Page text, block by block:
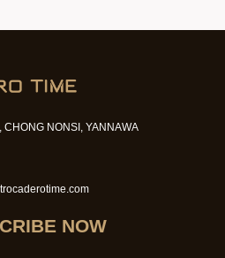
NONSI, YANNAWA
NOW